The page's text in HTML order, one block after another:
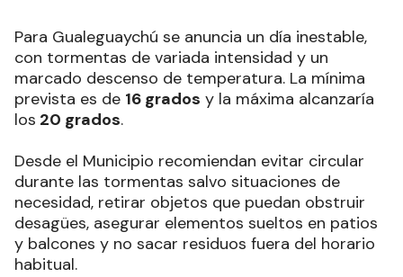
Para Gualeguaychú se anuncia un día inestable,
con tormentas de variada intensidad y un
marcado descenso de temperatura. La mínima
prevista es de 16 grados y la máxima alcanzaría
los 20 grados.
Desde el Municipio recomiendan evitar circular
durante las tormentas salvo situaciones de
necesidad, retirar objetos que puedan obstruir
desagües, asegurar elementos sueltos en patios
y balcones y no sacar residuos fuera del horario
habitual.